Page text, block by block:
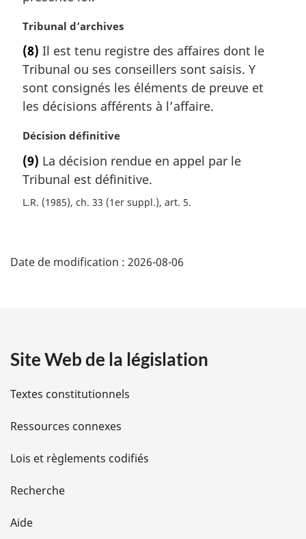
e
r
i
n
a
l
e
:
N
t
e
m
a
g
n
a
e
Tribunal d’archives
(8) Il est tenu registre des affaires dont le
Tribunal ou ses conseillers sont saisis. Y
sont consignés les éléments de preuve et
les décisions afférents à l’affaire.
N
t
e
a
n
Décision définitive
(9) La décision rendue en appel par le
Tribunal est définitive.
L.R. (1985), ch. 33 (1er suppl.), art. 5
é
i
l
s
d
e
l
Date de modification : 2026-08-06
Site Web de la législation
Textes constitutionnels
Ressources connexes
Lois et règlements codifiés
Recherche
Aide